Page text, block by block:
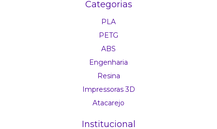
Categorias
PLA
PETG
ABS
Engenharia
Resina
Impressoras 3D
Atacarejo
Institucional